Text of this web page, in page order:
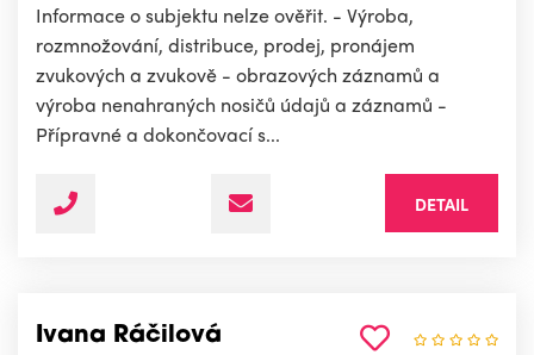
Informace o subjektu nelze ověřit. - Výroba,
rozmnožování, distribuce, prodej, pronájem
zvukových a zvukově - obrazových záznamů a
výroba nenahraných nosičů údajů a záznamů -
Přípravné a dokončovací s...
DETAIL
Ivana Ráčilová